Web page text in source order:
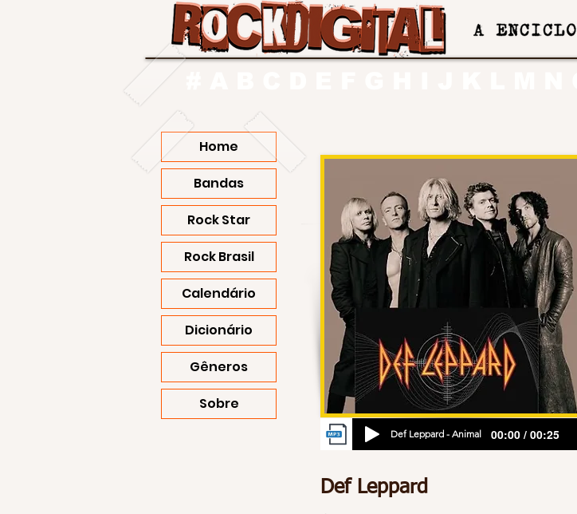
Def Leppard - Animal 00:00 / 00:25
Def Leppard
Home
Bandas
Rock Star
Rock Brasil
Calendário
Dicionário
Gêneros
Sobre